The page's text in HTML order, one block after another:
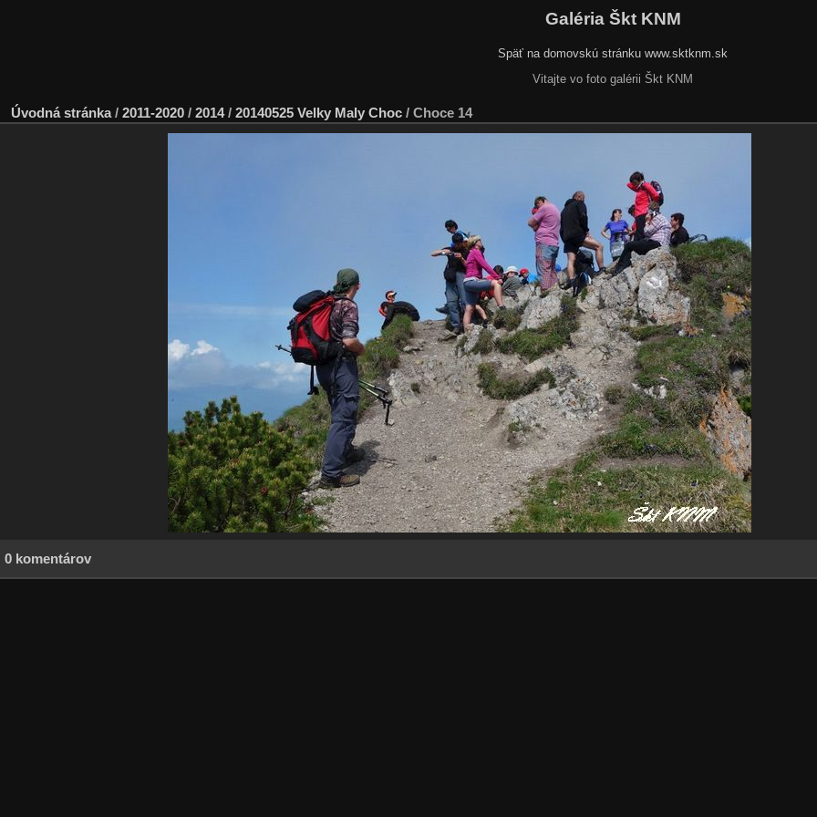
Galéria Škt KNM
Späť na domovskú stránku www.sktknm.sk
Vitajte vo foto galérii Škt KNM
Úvodná stránka/ 2011-2020 / 2014/ 20140525 Velky Maly Choc / Choce 14
0 komentárov